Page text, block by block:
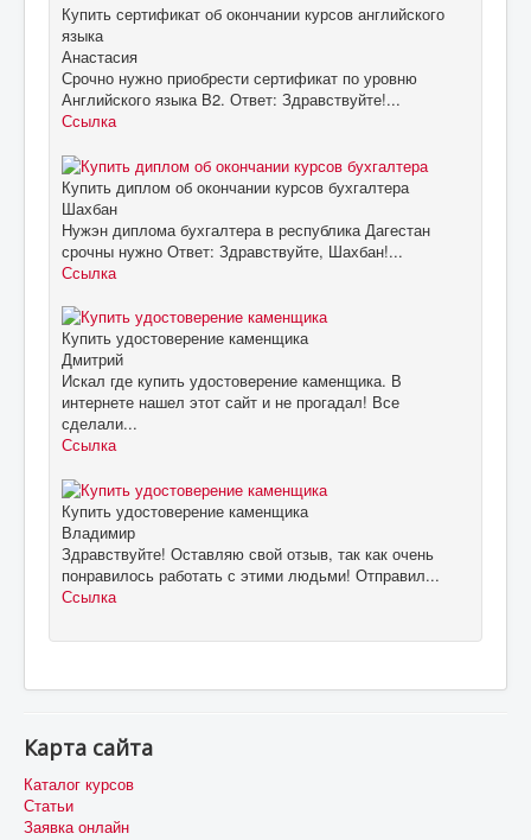
Купить сертификат об окончании курсов английского
языка
Анастасия
Срочно нужно приобрести сертификат по уровню
Английского языка B2. Ответ: Здравствуйте!...
Ссылка
Купить диплом об окончании курсов бухгалтера
Шахбан
Нужэн диплома бухгалтера в республика Дагестан
срочны нужно Ответ: Здравствуйте, Шахбан!...
Ссылка
Купить удостоверение каменщика
Дмитрий
Искал где купить удостоверение каменщика. В
интернете нашел этот сайт и не прогадал! Все
сделали...
Ссылка
Купить удостоверение каменщика
Владимир
Здравствуйте! Оставляю свой отзыв, так как очень
понравилось работать с этими людьми! Отправил...
Ссылка
Карта сайта
Каталог курсов
Статьи
Заявка онлайн